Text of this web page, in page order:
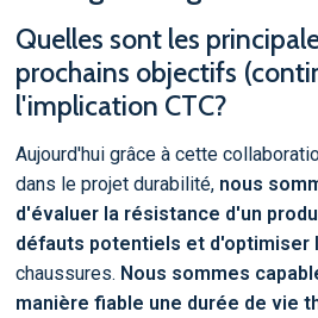
Quelles sont les
prochains objectifs
l'implication CTC?
Aujourd'hui grâce à cette
dans le projet durabilité, nous
d'évaluer la résistance d'un
défauts potentiels et d'optimiser
chaussures. Nous sommes
manière fiable une durée de vie